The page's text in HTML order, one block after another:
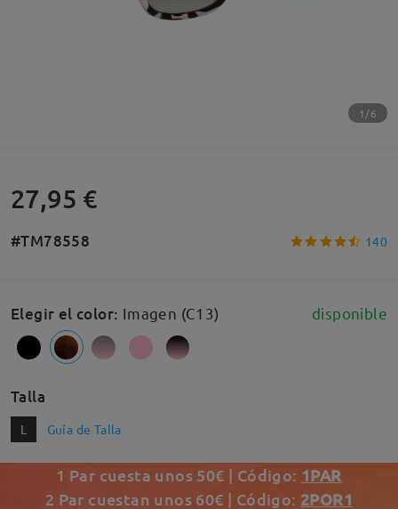
1/6
27,95 €
#TM78558 140
Elegir el color: Imagen (C13) disponible
Talla
L Guía de Talla
1 Par cuesta unos 50€ | Código: 1PAR
2 Par cuestan unos 60€ | Código: 2POR1